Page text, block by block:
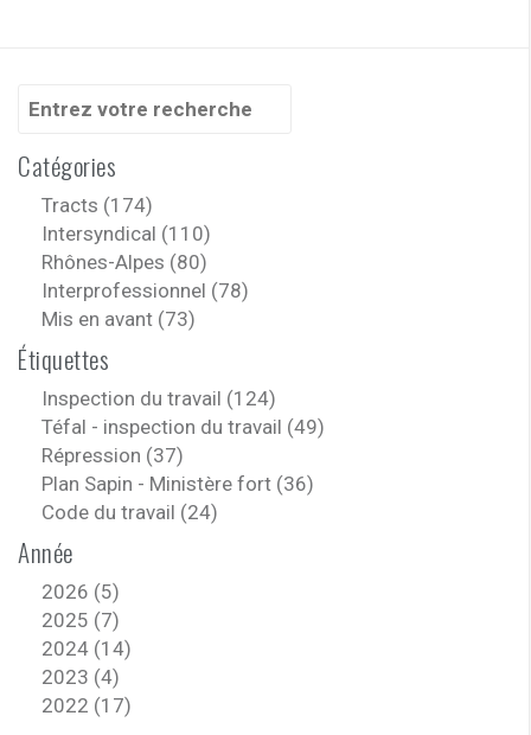
Recherche
:Catégories
Tracts (174)
Intersyndical (110)
Rhônes-Alpes (80)
Interprofessionnel (78)
Mis en avant (73)
Étiquettes
Inspection du travail (124)
Téfal - inspection du travail (49)
Répression (37)
Plan Sapin - Ministère fort (36)
Code du travail (24)
Année
2026 (5)
2025 (7)
2024 (14)
2023 (4)
2022 (17)